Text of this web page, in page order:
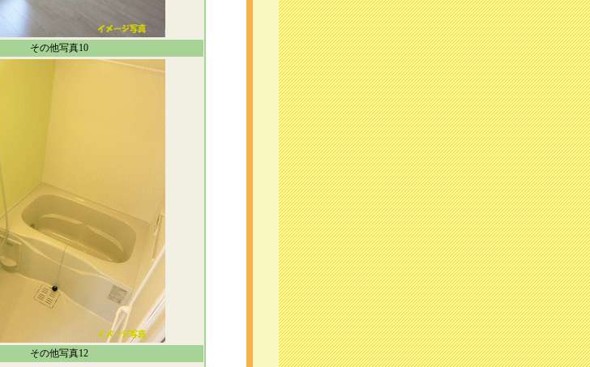
その他写真10
その他写真12